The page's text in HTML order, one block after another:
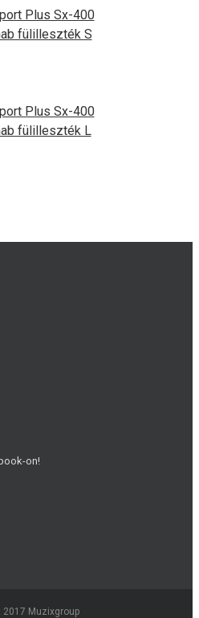
Plus Sx-400
fülilleszték S
Plus Sx-400
fülilleszték L
on!
2017 Muzixgroup